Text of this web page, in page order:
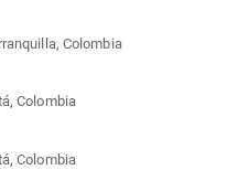
Colombia
Colombia
Colombia